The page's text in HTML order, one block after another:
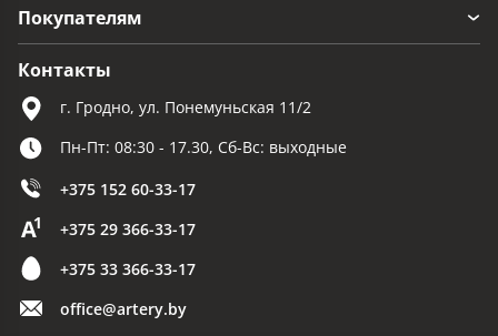
Покупателям
Контакты
г. Гродно, ул. Понемуньская 11/2
Пн-Пт: 08:30 - 17.30, Сб-Вс: выходные
+375 152 60-33-17
+375 29 366-33-17
+375 33 366-33-17
office@artery.by